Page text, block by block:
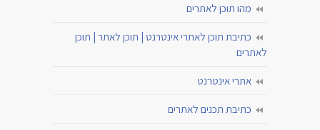
מהו תוכן לאתרים
כתיבת תוכן לאתרי אינטרנט | תוכן לאתר | תוכן
לאתרים
אתרי אינטרנט
כתיבת תכנים לאתרים